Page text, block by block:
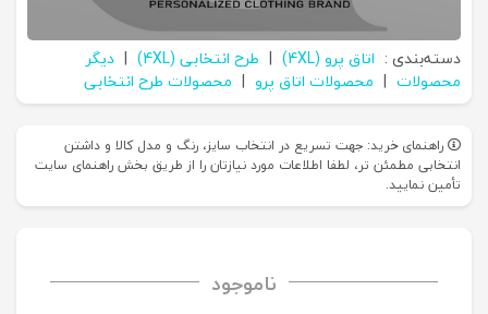
دسته‌بندی : اتاق پرو (4XL) | طرح انتخابی (4XL) | دیگر
محصولات | محصولات اتاق پرو | محصولات طرح انتخابی
راهنمای خرید: جهت تسریع در انتخاب سایز، رنگ و مدل کالا و داشتن
انتخابی مطمئن تر، لطفا اطلاعات مورد نیازتان را از طریق بخش راهنمای سایت
تأمین نمایید.
ناموجود